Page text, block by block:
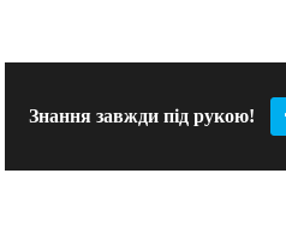
Знання завжди під рукою!